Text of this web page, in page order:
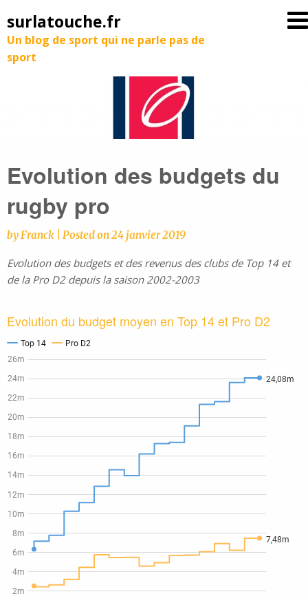
surlatouche.fr
Un blog de sport qui ne parle pas de
sport
Evolution des budgets du
rugby pro
byFranck Posted on24 janvier 2019
Evolution des budgets et des revenus des clubs de Top 14 et
de la Pro D2 depuis la saison 2002-2003
Evolution du budget moyen en Top 14 et Pro D2